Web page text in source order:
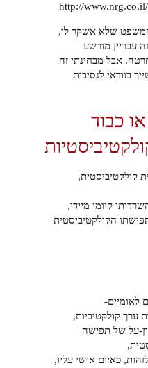
http://
שלא אשקר לו,
עבריין מורשע
אבל מבחינתי זה
בוודאי לנסיבות
כבוד
קולקטיביסטית,
קיומי מיידי,
הקולקטיביסטית
לאומיים-
ערך קולקטיביות,
על של תפישה
כאיום אישי עליו,